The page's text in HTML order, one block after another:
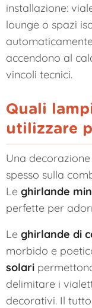
installazione:
lounge o spazi
accendono al
vincoli tecnici.
Quali
utilizzare
Una
spesso sulla
Le ghirlande
perfette per
Le ghirlande di
morbido e
solari
delimitare i
decorativi. Il